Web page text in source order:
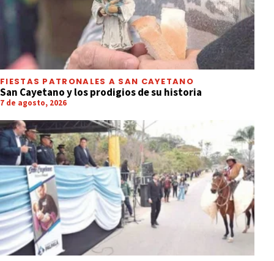
FIESTAS PATRONALES A SAN CAYETANO
San Cayetano y los prodigios de su historia
7 de agosto, 2026